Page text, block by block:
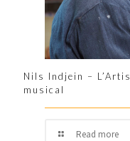
Nils Indjein –
musical
Read more